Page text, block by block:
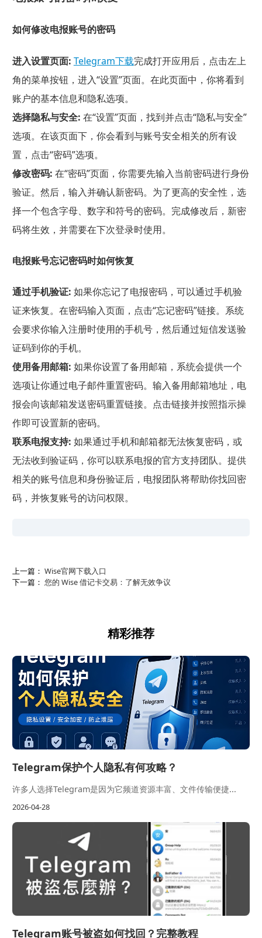
如何修改电报账号的密码
进入设置页面: Telegram下载完成打开应用后，点击左上
角的菜单按钮，进入“设置”页面。在此页面中，你将看到
账户的基本信息和隐私选项。
选择隐私与安全: 在“设置”页面，找到并点击“隐私与安全”
选项。在该页面下，你会看到与账号安全相关的所有设
置，点击“密码”选项。
修改密码: 在“密码”页面，你需要先输入当前密码进行身份
验证。然后，输入并确认新密码。为了更高的安全性，选
择一个包含字母、数字和符号的密码。完成修改后，新密
码将生效，并需要在下次登录时使用。
电报账号忘记密码时如何恢复
通过手机验证: 如果你忘记了电报密码，可以通过手机验
证来恢复。在密码输入页面，点击“忘记密码”链接。系统
会要求你输入注册时使用的手机号，然后通过短信发送验
证码到你的手机。
使用备用邮箱: 如果你设置了备用邮箱，系统会提供一个
选项让你通过电子邮件重置密码。输入备用邮箱地址，电
报会向该邮箱发送密码重置链接。点击链接并按照指示操
作即可设置新的密码。
联系电报支持: 如果通过手机和邮箱都无法恢复密码，或
无法收到验证码，你可以联系电报的官方支持团队。提供
相关的账号信息和身份验证后，电报团队将帮助你找回密
码，并恢复账号的访问权限。
上一篇： Wise官网下载入口
下一篇： 您的 Wise 借记卡交易：了解无效争议
精彩推荐
Telegram保护个人隐私有何攻略？
许多人选择Telegram是因为它频道资源丰富、文件传输便捷...
2026-04-28
Telegram账号被盗如何找回？完整教程